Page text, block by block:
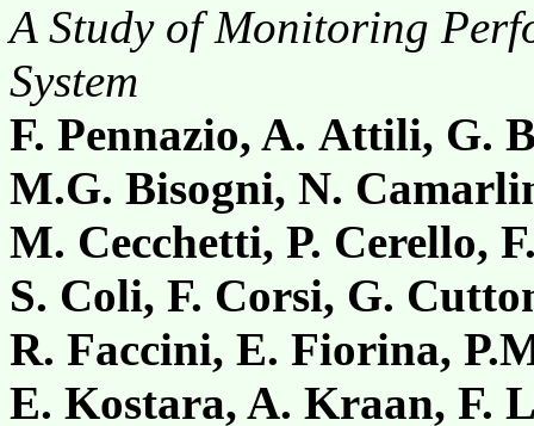
A Study of Monitoring
System
F. Pennazio, A. Attili, G.
M.G. Bisogni, N.
M. Cecchetti, P. Cerello,
S. Coli, F. Corsi, G.
R. Faccini, E. Fiorina,
E. Kostara, A. Kraan, F.